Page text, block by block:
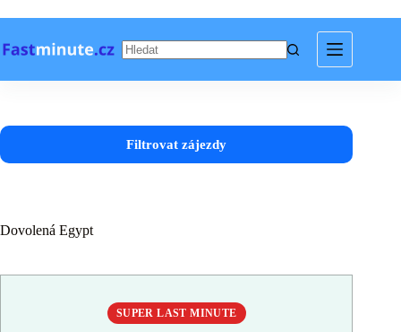
to
Dovolená Egypt
SUPER LAST MINUTE
Filtrovat zájezdy